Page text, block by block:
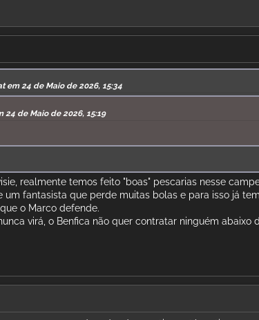
em 24 de Maio de 2026, 15:34
de Maio de 2026, 15:19
realmente temos feito "boas" pescarias nesse
um fantasista que perde muitas bolas e para isso já
o Marco defende.
virá, o Benfica não quer contratar ninguém abaixo